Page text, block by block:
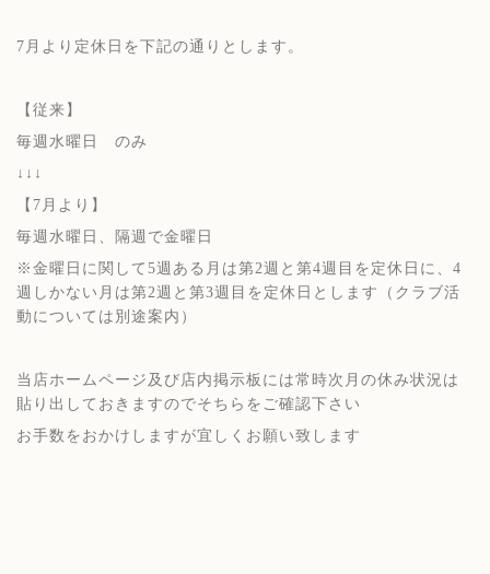
7月より定休日を下記の通りとします。
【従来】
毎週水曜日 のみ
↓↓↓
【7月より】
毎週水曜日、隔週で金曜日
※金曜日に関して5週ある月は第2週と第4週目を定休日に、4
週しかない月は第2週と第3週目を定休日とします（クラブ活
動については別途案内）
当店ホームページ及び店内掲示板には常時次月の休み状況は
貼り出しておきますのでそちらをご確認下さい
お手数をおかけしますが宜しくお願い致します